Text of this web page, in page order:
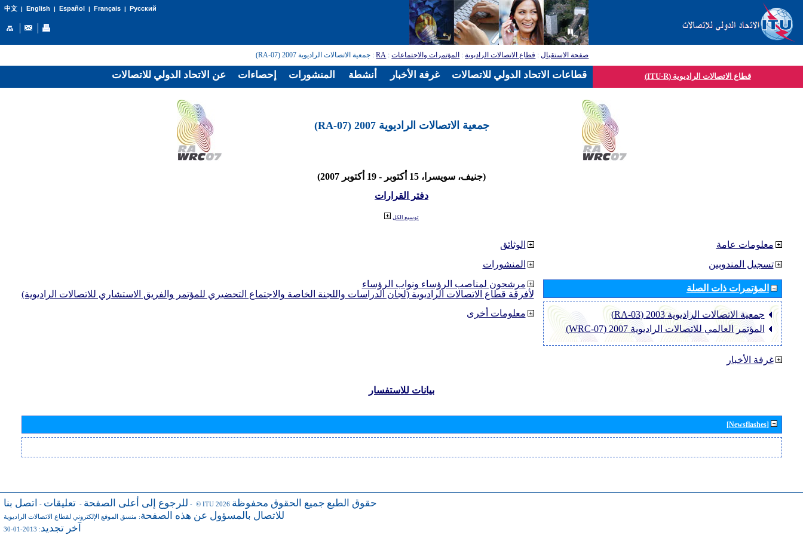
中文| English | Español | Français| Русский
صفحة الاستقبال: قطاع الاتصالات الراديوية: المؤتمرات والاجتماعات:
RA: جمعية الاتصالات الراديوية 2007 (RA-07)
قطاع الاتصالات الراديوية (ITU-R)
جمعية الاتصالات الراديوية 2007 (RA-07)
(جنيف، سويسرا، 15 أكتوبر - 19 أكتوبر 2007)
دفتر القرارات
توسيع الكل
الوثائق
المنشورات
مرشحون لمناصب الرؤساء ونواب الرؤساء
لأفرقة قطاع الاتصالات الراديوية (لجان الدراسات واللجنة الخاصة والاجتماع التحضيري للمؤتمر والفريق الاستشاري للاتصالات الراديوية)
معلومات أخرى
معلومات عامة
تسجيل المندوبين
المؤتمرات ذات الصلة
جمعية الاتصالات الراديوية 2003 (RA-03)
المؤتمر العالمي للاتصالات الراديوية 2007 (WRC-07)
غرفة الأخبار
بيانات للاستفسار
[Newsflashes]
للرجوع إلى أعلى الصفحة - تعليقات - اتصل بنا - © ITU 2026 حقوق الطبع جميع الحقوق محفوظة
للاتصال بالمسؤول عن هذه الصفحة: منسق الموقع الإلكتروني لقطاع الاتصالات الراديوية
آخر تجديد: 2013-01-30
عن الاتحاد الدولي للاتصالات إحصاءات المنشورات أنشطة غرفة الأخبار قطاعات الاتحاد الدولي للاتصالات